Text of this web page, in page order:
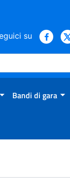
su
Bandi di gara